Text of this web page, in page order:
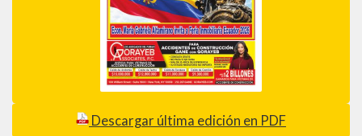
Descargar última edición en PDF